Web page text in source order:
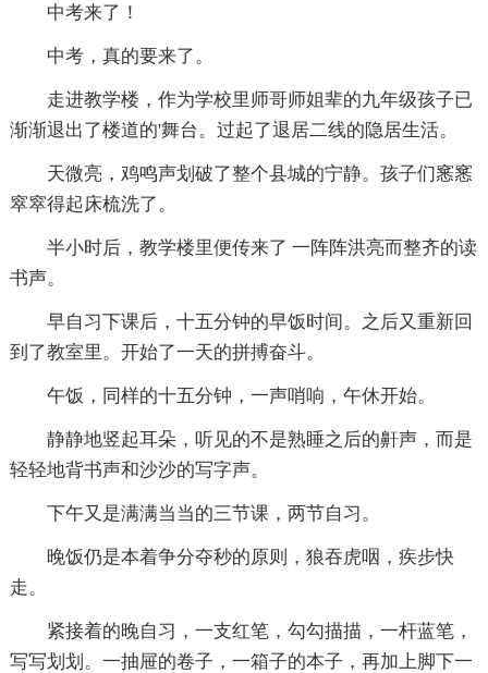
中考来了！
中考，真的要来了。
走进教学楼，作为学校里师哥师姐辈的九年级孩子已
渐渐退出了楼道的'舞台。过起了退居二线的隐居生活。
天微亮，鸡鸣声划破了整个县城的宁静。孩子们窸窸
窣窣得起床梳洗了。
半小时后，教学楼里便传来了 一阵阵洪亮而整齐的读
书声。
早自习下课后，十五分钟的早饭时间。之后又重新回
到了教室里。开始了一天的拼搏奋斗。
午饭，同样的十五分钟，一声哨响，午休开始。
静静地竖起耳朵，听见的不是熟睡之后的鼾声，而是
轻轻地背书声和沙沙的写字声。
下午又是满满当当的三节课，两节自习。
晚饭仍是本着争分夺秒的原则，狼吞虎咽，疾步快
走。
紧接着的晚自习，一支红笔，勾勾描描，一杆蓝笔，
写写划划。一抽屉的卷子，一箱子的本子，再加上脚下一